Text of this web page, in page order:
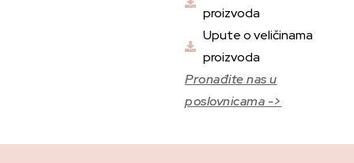
proizvoda
Upute o veličinama
proizvoda
Pronađite nas u
poslovnicama ->